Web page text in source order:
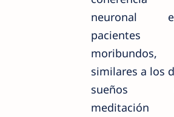
neuronal
pacientes
moribundos,
similares a los
sueños
meditación